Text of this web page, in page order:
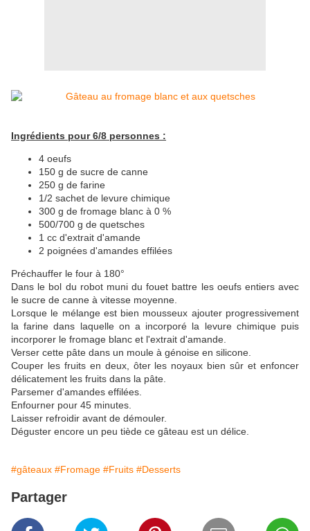
Ingrédients pour 6/8 personnes :
4 oeufs
150 g de sucre de canne
250 g de farine
1/2 sachet de levure chimique
300 g de fromage blanc à 0 %
500/700 g de quetsches
1 cc d'extrait d'amande
2 poignées d'amandes effilées
Préchauffer le four à 180°
Dans le bol du robot muni du fouet battre les oeufs entiers avec
le sucre de canne à vitesse moyenne.
Lorsque le mélange est bien mousseux ajouter progressivement
la farine dans laquelle on a incorporé la levure chimique puis
incorporer le fromage blanc et l'extrait d'amande.
Verser cette pâte dans un moule à génoise en silicone.
Couper les fruits en deux, ôter les noyaux bien sûr et enfoncer
délicatement les fruits dans la pâte.
Parsemer d'amandes effilées.
Enfourner pour 45 minutes.
Laisser refroidir avant de démouler.
Déguster encore un peu tiède ce gâteau est un délice.
#gâteaux #Fromage #Fruits #Desserts
Partager